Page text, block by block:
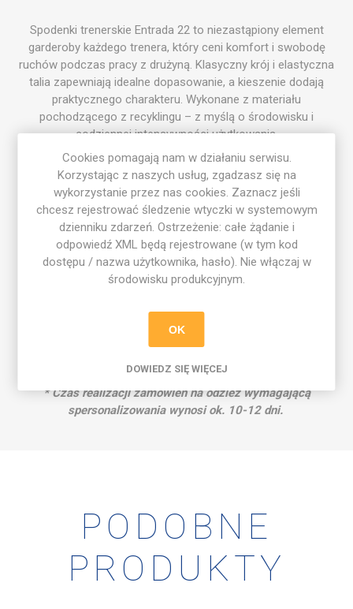
Spodenki trenerskie Entrada 22 to niezastąpiony element
garderoby każdego trenera, który ceni komfort i swobodę
ruchów podczas pracy z drużyną. Klasyczny krój i elastyczna
talia zapewniają idealne dopasowanie, a kieszenie dodają
praktycznego charakteru. Wykonane z materiału
pochodzącego z recyklingu – z myślą o środowisku i
codziennej intensywności użytkowania.
Postaw na wygodę i profesjonalny styl ze spodenkami
Entrada 22!
Cechy produktu:
✔️ Elastyczna talia z regulacją i praktyczne kieszenie.
✔️ Klasyczny krój gwarantujący pełną swobodę ruchów.
✔️ Wykonanie z poliestru z recyklingu – lekkie i
szybkoschnące.
Materiał: 100% poliester pochodzący z recyklingu.
Rozmiar: S, M, L, XL.
* Czas realizacji zamówień na odzież wymagającą
spersonalizowania wynosi ok. 10-12 dni.
PODOBNE
PRODUKTY
Cookies pomagają nam w działaniu serwisu.
Korzystając z naszych usług, zgadzasz się na
wykorzystanie przez nas cookies. Zaznacz jeśli
chcesz rejestrować śledzenie wtyczki w systemowym
dzienniku zdarzeń. Ostrzeżenie: całe żądanie i
odpowiedź XML będą rejestrowane (w tym kod
dostępu / nazwa użytkownika, hasło). Nie włączaj w
środowisku produkcyjnym.
OK
DOWIEDZ SIĘ WIĘCEJ